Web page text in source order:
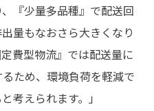
『少量多品種』で配送回
量もなおさら大きくなり
費型物流』では配送量に
ため、環境負荷を軽減で
考えられます。」